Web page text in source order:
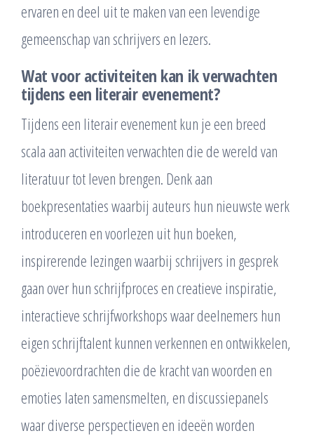
ervaren en deel uit te maken van een levendige
gemeenschap van schrijvers en lezers.
Wat voor activiteiten kan ik verwachten
tijdens een literair evenement?
Tijdens een literair evenement kun je een breed
scala aan activiteiten verwachten die de wereld van
literatuur tot leven brengen. Denk aan
boekpresentaties waarbij auteurs hun nieuwste werk
introduceren en voorlezen uit hun boeken,
inspirerende lezingen waarbij schrijvers in gesprek
gaan over hun schrijfproces en creatieve inspiratie,
interactieve schrijfworkshops waar deelnemers hun
eigen schrijftalent kunnen verkennen en ontwikkelen,
poëzievoordrachten die de kracht van woorden en
emoties laten samensmelten, en discussiepanels
waar diverse perspectieven en ideeën worden